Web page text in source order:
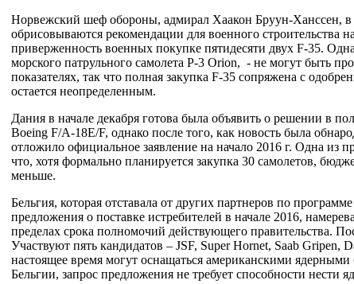
Норвежский шеф обороны, адмирал Хаакон Бруун-Ханссен, в
обрисовываются рекомендации для военного строительства
приверженность военных покупке пятидесяти двух F-35.
морского патрульного самолета P-3 Orion, - не могут быть
показателях, так что полная закупка F-35 сопряжена с
остается неопределенным.
Дания в начале декабря готова была объявить о решении в
Boeing F/A-18E/F, однако после того, как новость была
отложило официальное заявление на начало 2016 г. Одна
что, хотя формально планируется закупка 30 самолетов,
меньше.
Бельгия, которая отставала от других партнеров по
предложения о поставке истребителей в начале 2016,
пределах срока полномочий действующего правительства.
Участвуют пять кандидатов – JSF, Super Hornet, Saab Gripen,
настоящее время могут оснащаться американскими
Бельгии, запрос предложения не требует способности нести